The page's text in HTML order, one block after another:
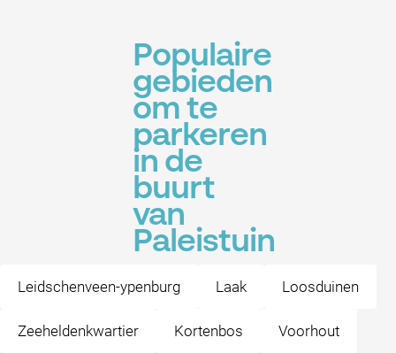
Populaire
gebieden
om te
parkeren
in de
buurt
van
Paleistuin
Leidschenveen-ypenburg Laak Loosduinen
Zeeheldenkwartier Kortenbos Voorhout